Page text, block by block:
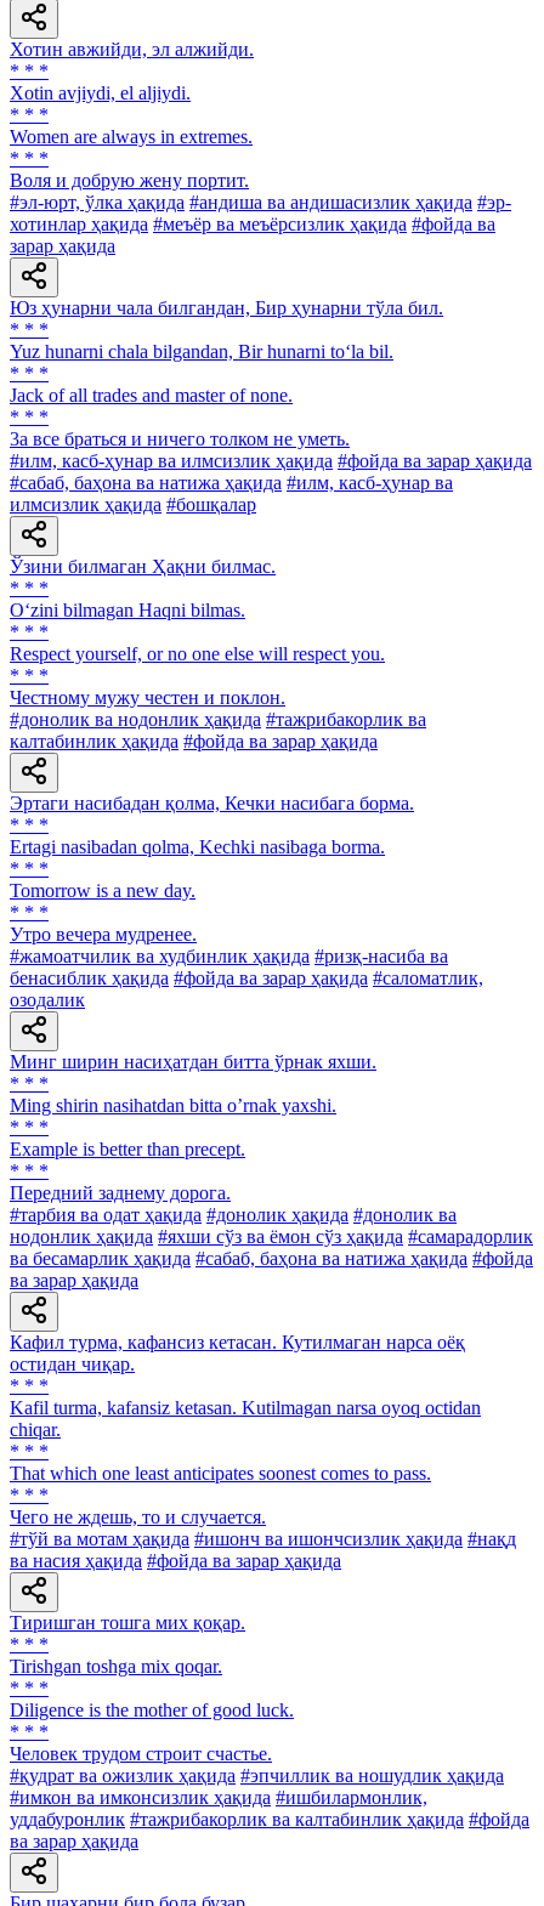
Хотин авжийди, эл алжийди.
* * *
Xotin avjiydi, el aljiydi.
* * *
Women are always in extremes.
* * *
Воля и добрую жену портит.
#эл-юрт, ўлка ҳақида #андиша ва андишасизлик ҳақида #эр-
хотинлар ҳақида #меъёр ва меъёрсизлик ҳақида #фойда ва
зарар ҳақида
Юз ҳунарни чала билгандан, Бир ҳунарни тўла бил.
* * *
Yuz hunarni chala bilgandan, Bir hunarni to‘la bil.
* * *
Jack of all trades and master of none.
* * *
3a все браться и ничего толком не уметь.
#илм, касб-ҳунар ва илмсизлик ҳақида #фойда ва зарар ҳақида
#сабаб, баҳона ва натижа ҳақида #илм, касб-ҳунар ва
илмсизлик ҳақида #бошқалар
Ўзини билмаган Ҳақни билмас.
* * *
O‘zini bilmagan Haqni bilmas.
* * *
Respect yourself, or no one else will respect you.
* * *
Честному мужу честен и поклон.
#донолик ва нодонлик ҳақида #тажрибакорлик ва
калтабинлик ҳақида #фойда ва зарар ҳақида
Эртаги насибадан қолма, Кечки насибага борма.
* * *
Ertagi nasibadan qolma, Kechki nasibaga borma.
* * *
Tomorrow is a new day.
* * *
Утро вечера мудренее.
#жамоатчилик ва худбинлик ҳақида #ризқ-насиба ва
бенасиблик ҳақида #фойда ва зарар ҳақида #саломатлик,
озодалик
Минг ширин насиҳатдан битта ўрнак яхши.
* * *
Ming shirin nasihatdan bitta oʼrnak yaxshi.
* * *
Example is better than precept.
* * *
Передний заднему дорога.
#тарбия ва одат ҳақида #донолик ҳақида #донолик ва
нодонлик ҳақида #яхши сўз ва ёмон сўз ҳақида #самарадорлик
ва бесамарлик ҳақида #сабаб, баҳона ва натижа ҳақида #фойда
ва зарар ҳақида
Кафил турма, кафансиз кетасан. Кутилмаган нарса оёқ
оcтидан чиқар.
* * *
Kafil turma, kafansiz ketasan. Kutilmagan narsa oyoq octidan
chiqar.
* * *
That which one least anticipates soonest comes to pass.
* * *
Чего не ждешь, то и случается.
#тўй ва мотам ҳақида #ишонч ва ишончсизлик ҳақида #нақд
ва насия ҳақида #фойда ва зарар ҳақида
Тиришган тошга мих қоқар.
* * *
Tirishgan toshga mix qoqar.
* * *
Diligence is the mother of good luck.
* * *
Человек трудом строит счастье.
#қудрат ва ожизлик ҳақида #эпчиллик ва ношудлик ҳақида
#имкон ва имконсизлик ҳақида #ишбилармонлик,
уддабуронлик #тажрибакорлик ва калтабинлик ҳақида #фойда
ва зарар ҳақида